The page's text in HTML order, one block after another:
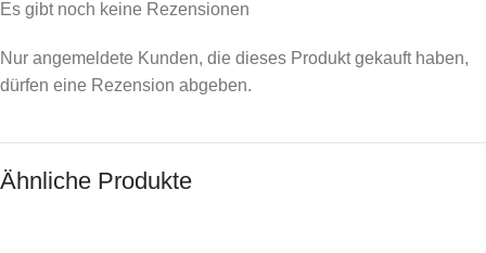
Es gibt noch keine Rezensionen
Nur angemeldete Kunden, die dieses Produkt gekauft haben,
dürfen eine Rezension abgeben.
Ähnliche Produkte